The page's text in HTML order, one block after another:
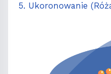
5. Ukoronowanie